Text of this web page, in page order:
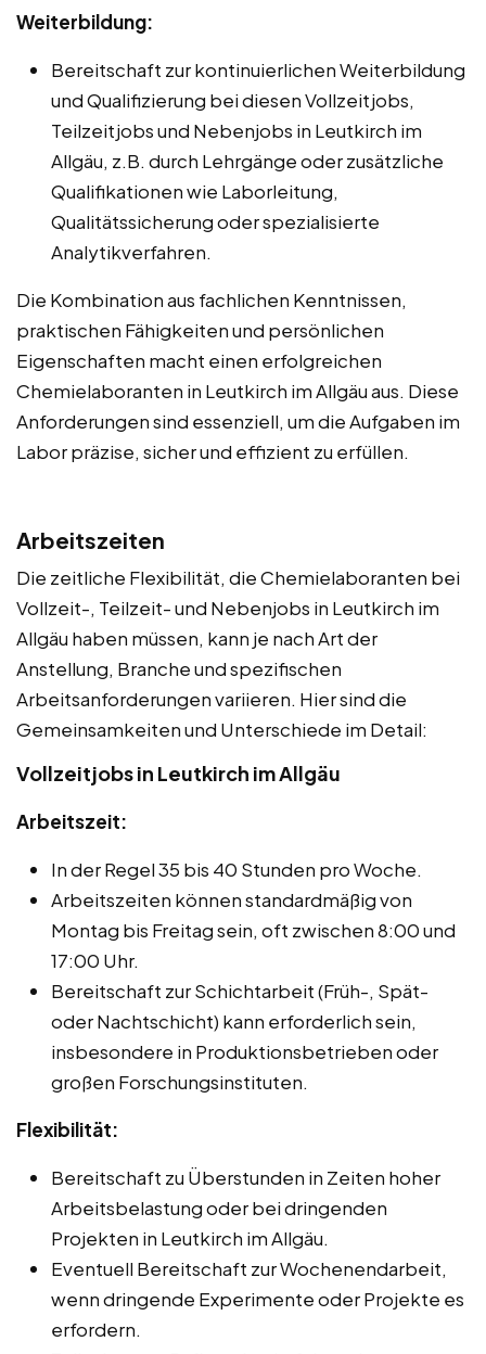
Weiterbildung:
Bereitschaft zur kontinuierlichen Weiterbildung
und Qualifizierung bei diesen Vollzeitjobs,
Teilzeitjobs und Nebenjobs in Leutkirch im
Allgäu, z.B. durch Lehrgänge oder zusätzliche
Qualifikationen wie Laborleitung,
Qualitätssicherung oder spezialisierte
Analytikverfahren.
Die Kombination aus fachlichen Kenntnissen,
praktischen Fähigkeiten und persönlichen
Eigenschaften macht einen erfolgreichen
Chemielaboranten in Leutkirch im Allgäu aus. Diese
Anforderungen sind essenziell, um die Aufgaben im
Labor präzise, sicher und effizient zu erfüllen.
Arbeitszeiten
Die zeitliche Flexibilität, die Chemielaboranten bei
Vollzeit-, Teilzeit- und Nebenjobs in Leutkirch im
Allgäu haben müssen, kann je nach Art der
Anstellung, Branche und spezifischen
Arbeitsanforderungen variieren. Hier sind die
Gemeinsamkeiten und Unterschiede im Detail:
Vollzeitjobs in Leutkirch im Allgäu
Arbeitszeit:
In der Regel 35 bis 40 Stunden pro Woche.
Arbeitszeiten können standardmäßig von
Montag bis Freitag sein, oft zwischen 8:00 und
17:00 Uhr.
Bereitschaft zur Schichtarbeit (Früh-, Spät-
oder Nachtschicht) kann erforderlich sein,
insbesondere in Produktionsbetrieben oder
großen Forschungsinstituten.
Flexibilität:
Bereitschaft zu Überstunden in Zeiten hoher
Arbeitsbelastung oder bei dringenden
Projekten in Leutkirch im Allgäu.
Eventuell Bereitschaft zur Wochenendarbeit,
wenn dringende Experimente oder Projekte es
erfordern.